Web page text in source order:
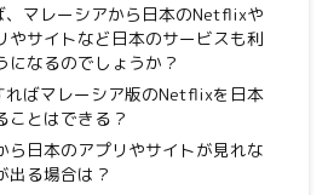
、マレーシアから日本のNetflixや
やサイトなど日本のサービスも利
になるのでしょうか？
ればマレーシア版のNetflixを日本
ことはできる？
ら日本のアプリやサイトが見れな
出る場合は？